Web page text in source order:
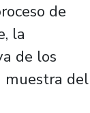
de
la
de los
muestra del